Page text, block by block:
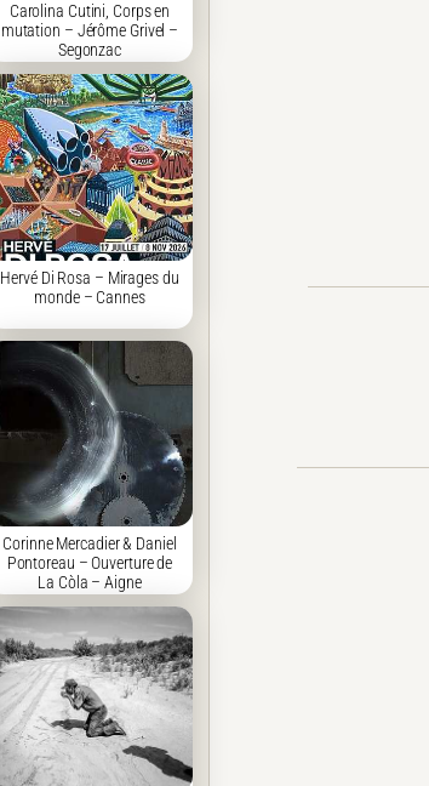
Carolina Cutini, Corps en
mutation – Jérôme Grivel –
Segonzac
Hervé Di Rosa – Mirages du
monde – Cannes
Corinne Mercadier & Daniel
Pontoreau – Ouverture de
La Còla – Aigne